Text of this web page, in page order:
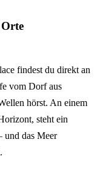
findest du direkt an
vom Dorf aus
hörst. An einem
steht ein
und das Meer